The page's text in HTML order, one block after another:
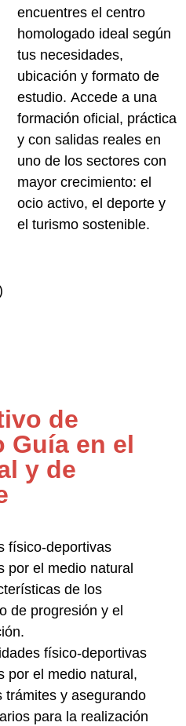
encuentres el centro
homologado ideal según
tus necesidades,
ubicación y formato de
estudio. Accede a una
formación oficial, práctica
y con salidas reales en
uno de los sectores con
mayor crecimiento: el
ocio activo, el deporte y
el turismo sostenible.
de
Guía en el
y de
físico-deportivas
por el medio natural
de los
de progresión y el
físico-deportivas
por el medio natural ,
trámites y asegurando
para la realización